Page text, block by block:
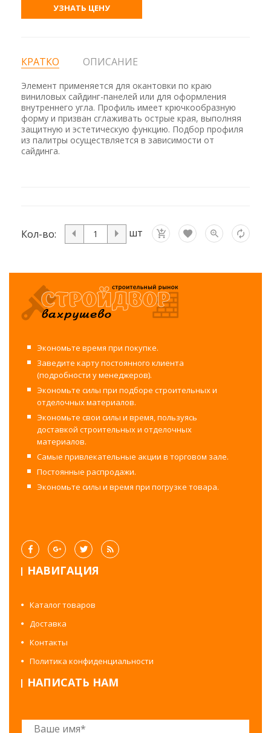
УЗНАТЬ ЦЕНУ
КРАТКО ОПИСАНИЕ
Элемент применяется для окантовки по краю
виниловых сайдинг-панелей или для оформления
внутреннего угла. Профиль имеет крючкообразную
форму и призван сглаживать острые края, выполняя
защитную и эстетическую функцию. Подбор профиля
из палитры осуществляется в зависимости от
сайдинга.
Кол-во: шт
Экономьте время при покупке.
Заведите карту постоянного клиента
(подробности у менеджеров).
Экономьте силы при подборе строительных и
отделочных материалов.
Экономьте свои силы и время, пользуясь
доставкой строительных и отделочных
материалов.
Самые привлекательные акции в торговом зале.
Постоянные распродажи.
Экономьте силы и время при погрузке товара.
НАВИГАЦИЯ
Каталог товаров
Доставка
Контакты
Политика конфиденциальности
НАПИСАТЬ НАМ